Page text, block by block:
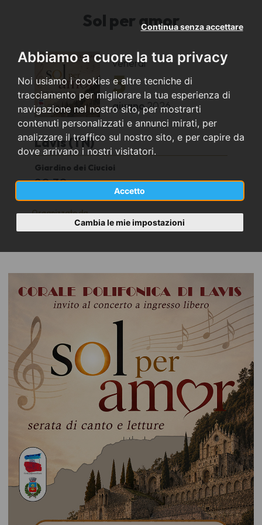
Abbiamo a cuore la tua privacy
Noi usiamo i cookies e altre tecniche di
tracciamento per migliorare la tua esperienza di
navigazione nel nostro sito, per mostrarti
contenuti personalizzati e annunci mirati, per
analizzare il traffico sul nostro sito, e per capire da
dove arrivano i nostri visitatori.
Accetto
Continua senza accettare
Cambia le mie impostazioni
Sol per amor
venerdì
5
giugno2026
Lavis (TN)
Giardino dei Ciucioi
20:30
Organizzato da
Corale Polifonica di Lavis